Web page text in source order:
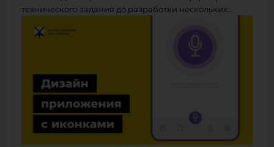
технического задания до разработки нескольких
референсов, выбор цветовой палитры, работа с
типографикой и графическими элементами, а также
важные технические нюансы векторного дизайна. Все
урок особенно полезным для начинающих
дизайнеров, осваивающих этот инструмент.